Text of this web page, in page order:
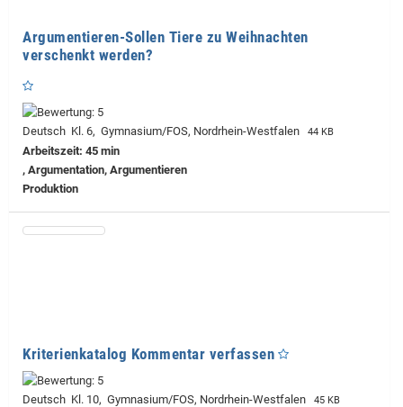
Argumentieren-Sollen Tiere zu Weihnachten
verschenkt werden?
Deutsch Kl. 6, Gymnasium/FOS, Nordrhein-Westfalen 44 KB
Arbeitszeit: 45 min
, Argumentation, Argumentieren
Produktion
Kriterienkatalog Kommentar verfassen
Deutsch Kl. 10, Gymnasium/FOS, Nordrhein-Westfalen 45 KB